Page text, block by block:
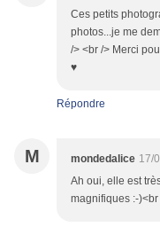
Ces petits
photos...je me
/> <br /> Merci
♥
Répondre
M mondedalice 17/
Ah oui, elle est
magnifiques :-